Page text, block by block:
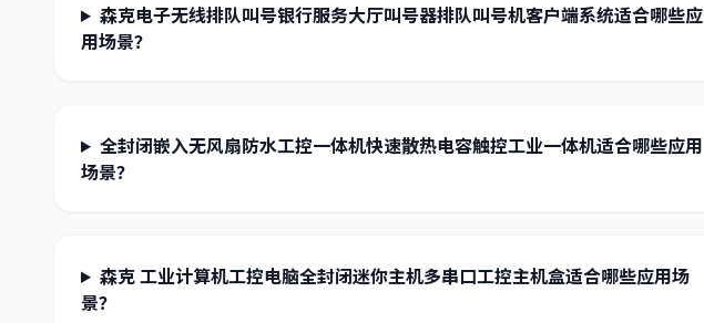
森克电子无线排队叫号银行服务大厅叫号器排队叫号机客户端系统适合哪些应
用场景？
全封闭嵌入无风扇防水工控一体机快速散热电容触控工业一体机适合哪些应用
场景？
森克 工业计算机工控电脑全封闭迷你主机多串口工控主机盒适合哪些应用场
景？